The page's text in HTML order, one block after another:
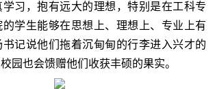
习，抱有远大的理想，特别是在工科专
学生能够在思想上、理想上、专业上有
记说他们拖着沉甸甸的行李进入兴才的
园也会馈赠他们收获丰硕的果实。